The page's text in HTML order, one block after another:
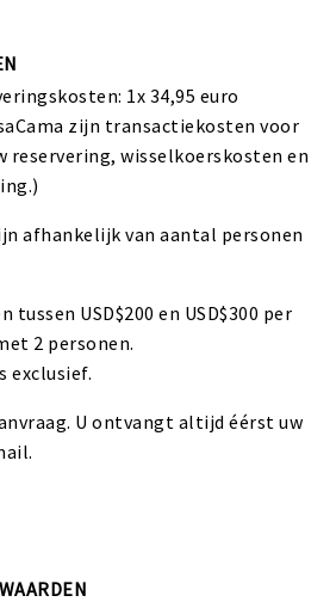
1x 34,95 euro
zijn transactiekosten voor
reservering, wisselkoerskosten en
afhankelijk van aantal personen
USD$200 en USD$300 per
2 personen.
exclusief.
U ontvangt altijd éérst uw